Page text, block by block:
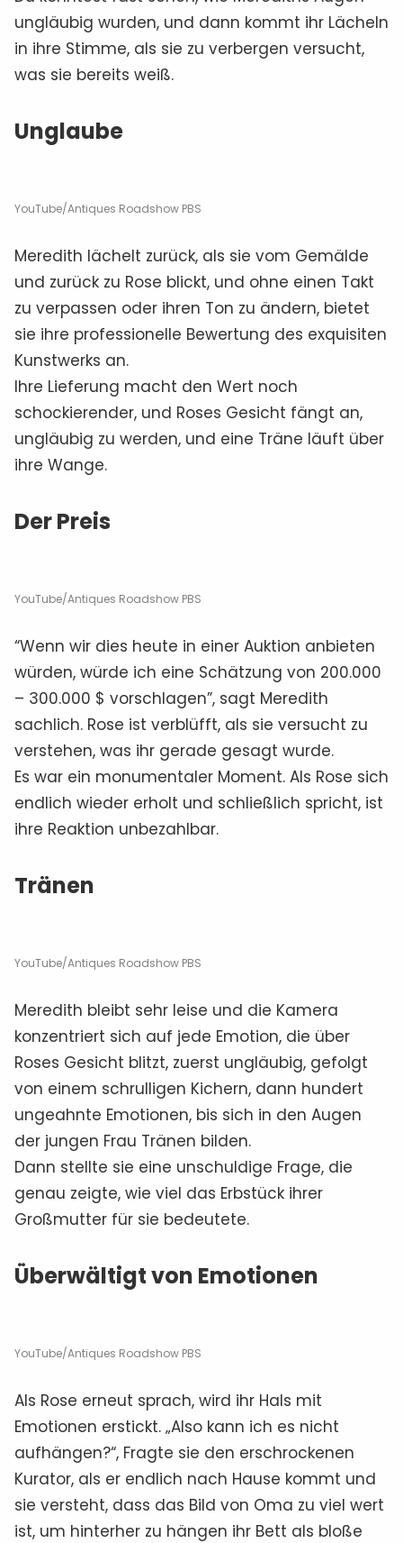
ungläubig wurden, und dann kommt ihr Lächeln
in ihre Stimme, als sie zu verbergen versucht,
was sie bereits weiß.
Unglaube
YouTube/Antiques Roadshow PBS
Meredith lächelt zurück, als sie vom Gemälde
und zurück zu Rose blickt, und ohne einen Takt
zu verpassen oder ihren Ton zu ändern, bietet
sie ihre professionelle Bewertung des exquisiten
Kunstwerks an.
Ihre Lieferung macht den Wert noch
schockierender, und Roses Gesicht fängt an,
ungläubig zu werden, und eine Träne läuft über
ihre Wange.
Der Preis
YouTube/Antiques Roadshow PBS
“Wenn wir dies heute in einer Auktion anbieten
würden, würde ich eine Schätzung von 200.000
– 300.000 $ vorschlagen”, sagt Meredith
sachlich. Rose ist verblüfft, als sie versucht zu
verstehen, was ihr gerade gesagt wurde.
Es war ein monumentaler Moment. Als Rose sich
endlich wieder erholt und schließlich spricht, ist
ihre Reaktion unbezahlbar.
Tränen
YouTube/Antiques Roadshow PBS
Meredith bleibt sehr leise und die Kamera
konzentriert sich auf jede Emotion, die über
Roses Gesicht blitzt, zuerst ungläubig, gefolgt
von einem schrulligen Kichern, dann hundert
ungeahnte Emotionen, bis sich in den Augen
der jungen Frau Tränen bilden.
Dann stellte sie eine unschuldige Frage, die
genau zeigte, wie viel das Erbstück ihrer
Großmutter für sie bedeutete.
Überwältigt von Emotionen
YouTube/Antiques Roadshow PBS
Als Rose erneut sprach, wird ihr Hals mit
Emotionen erstickt. „Also kann ich es nicht
aufhängen?“, Fragte sie den erschrockenen
Kurator, als er endlich nach Hause kommt und
sie versteht, dass das Bild von Oma zu viel wert
ist, um hinterher zu hängen ihr Bett als bloße